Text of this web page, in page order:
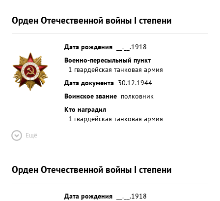
Орден Отечественной войны I степени
Дата рождения
__.__.1918
Военно-пересыльный пункт
1 гвардейская танковая армия
Дата документа 30.12.1944
Воинское звание полковник
Кто наградил
1 гвардейская танковая армия
Ещё
Орден Отечественной войны I степени
Дата рождения
__.__.1918